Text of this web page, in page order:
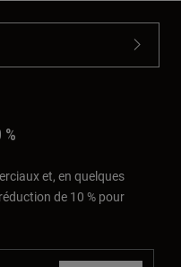
et, en quelques
de 10 % pour